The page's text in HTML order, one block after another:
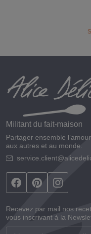
Militant du fait-maison
Partager ensemble
aux autres et au monde.
Recevez par mail nos
vous inscrivant à la